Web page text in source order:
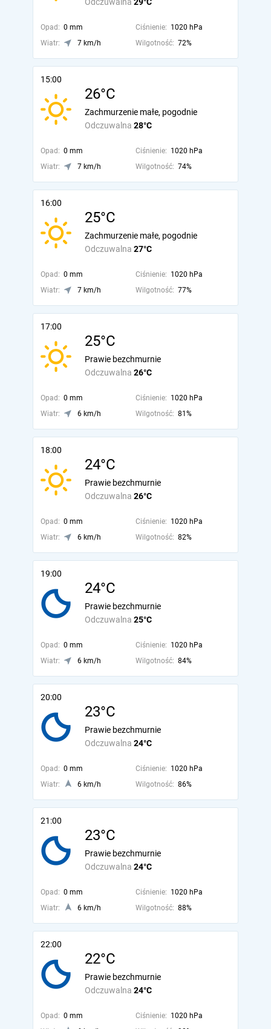
Opad: 0 mm Ciśnienie: 1020 hPa
Wiatr:
7 km/h Wilgotność: 72%
15:00
26°C
Odczuwalna 28°C
Zachmurzenie małe, pogodnie
Opad: 0 mm Ciśnienie: 1020 hPa
Wiatr:
7 km/h Wilgotność: 74%
16:00
25°C
Odczuwalna 27°C
Zachmurzenie małe, pogodnie
Opad: 0 mm Ciśnienie: 1020 hPa
Wiatr:
7 km/h Wilgotność: 77%
17:00
25°C
Odczuwalna 26°C
Prawie bezchmurnie
Opad: 0 mm Ciśnienie: 1020 hPa
Wiatr:
6 km/h Wilgotność: 81%
18:00
24°C
Odczuwalna 26°C
Prawie bezchmurnie
Opad: 0 mm Ciśnienie: 1020 hPa
Wiatr:
6 km/h Wilgotność: 82%
19:00
24°C
Odczuwalna 25°C
Prawie bezchmurnie
Opad: 0 mm Ciśnienie: 1020 hPa
Wiatr:
6 km/h Wilgotność: 84%
20:00
23°C
Odczuwalna 24°C
Prawie bezchmurnie
Opad: 0 mm Ciśnienie: 1020 hPa
Wiatr:
6 km/h Wilgotność: 86%
21:00
23°C
Odczuwalna 24°C
Prawie bezchmurnie
Opad: 0 mm Ciśnienie: 1020 hPa
Wiatr:
6 km/h Wilgotność: 88%
22:00
22°C
Odczuwalna 24°C
Prawie bezchmurnie
Opad: 0 mm Ciśnienie: 1020 hPa